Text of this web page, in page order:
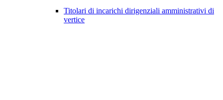
Titolari di incarichi dirigenziali amministrativi di
vertice